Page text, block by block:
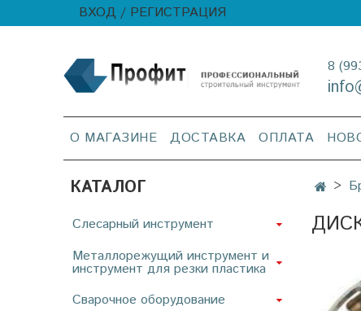
ВХОД / РЕГИСТРАЦИЯ
8
О МАГАЗИНЕ ДОСТАВКА ОПЛАТА
КАТАЛОГ
Слесарный инструмент
Металлорежущий инструмент и
инструмент для резки пластика
Сварочное оборудование